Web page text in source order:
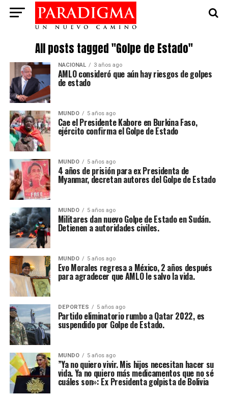
All posts tagged "Golpe de Estado"
NACIONAL 3 años ago
AMLO consideró que aún hay riesgos de golpes
de estado
MUNDO 5 años ago
Cae el Presidente Kabore en Burkina Faso,
ejército confirma el Golpe de Estado
MUNDO 5 años ago
4 años de prisión para ex Presidenta de
Myanmar, decretan autores del Golpe de Estado
MUNDO 5 años ago
Militares dan nuevo Golpe de Estado en Sudán.
Detienen a autoridades civiles.
MUNDO 5 años ago
Evo Morales regresa a México, 2 años después
para agradecer que AMLO le salvo la vida.
DEPORTES 5 años ago
Partido eliminatorio rumbo a Qatar 2022, es
suspendido por Golpe de Estado.
MUNDO 5 años ago
”Ya no quiero vivir. Mis hijos necesitan hacer su
vida. Ya no quiero más medicamentos que no sé
cuáles son»: Ex Presidenta golpista de Bolivia